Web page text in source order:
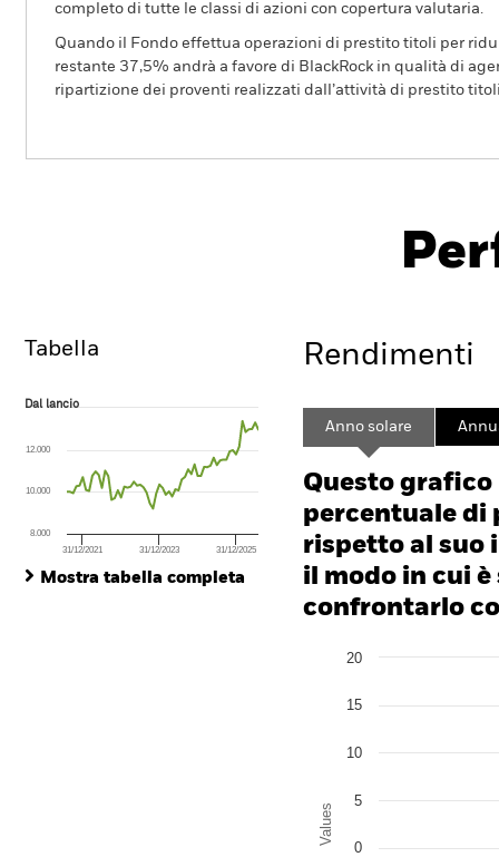
completo di tutte le classi di azioni con copertura valutaria.
Quando il Fondo effettua operazioni di prestito titoli per
restante 37,5% andrà a favore di BlackRock in qualità di
ripartizione dei proventi realizzati dall’attività di prestito
Tabella
Dal lancio
The chart has 1 X axis displaying Time. Range: 2021-07-31 00:00:00 to
The chart has 1 Y axis displaying values. Range: -20 to 40.
Dal lancio
31/12/2021 31/12/2023 31/12/2025
8.000
10.000
12.000
Mostra tabella completa
Rendimenti
Anno solare
Questo
percentuale di
rispetto al suo
il modo in cui
confrontarlo
Bar chart with 3 data
The chart has 1 Y axis
Values
0
5
10
15
20